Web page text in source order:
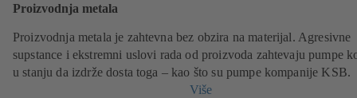
Proizvodnja metala
Proizvodnja metala je zahtevna bez obzira na materijal. Agresivne
supstance i ekstremni uslovi rada od proizvoda zahtevaju pumpe
u stanju da izdrže dosta toga – kao što su pumpe kompanije KSB.
Više